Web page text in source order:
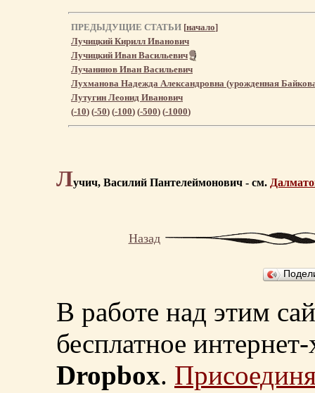
ПРЕДЫДУЩИЕ СТАТЬИ [начало]
Лучицкий Кирилл Иванович
Лучицкий Иван Васильевич
Лучанинов Иван Васильевич
Лухманова Надежда Александровна (урожденная
Лутугин Леонид Иванович
(-10) (-50) (-100) (-500) (-1000)
Лучич, Василий Пантелеймонович - см.
Назад
В работе над этим
бесплатное
Dropbox.